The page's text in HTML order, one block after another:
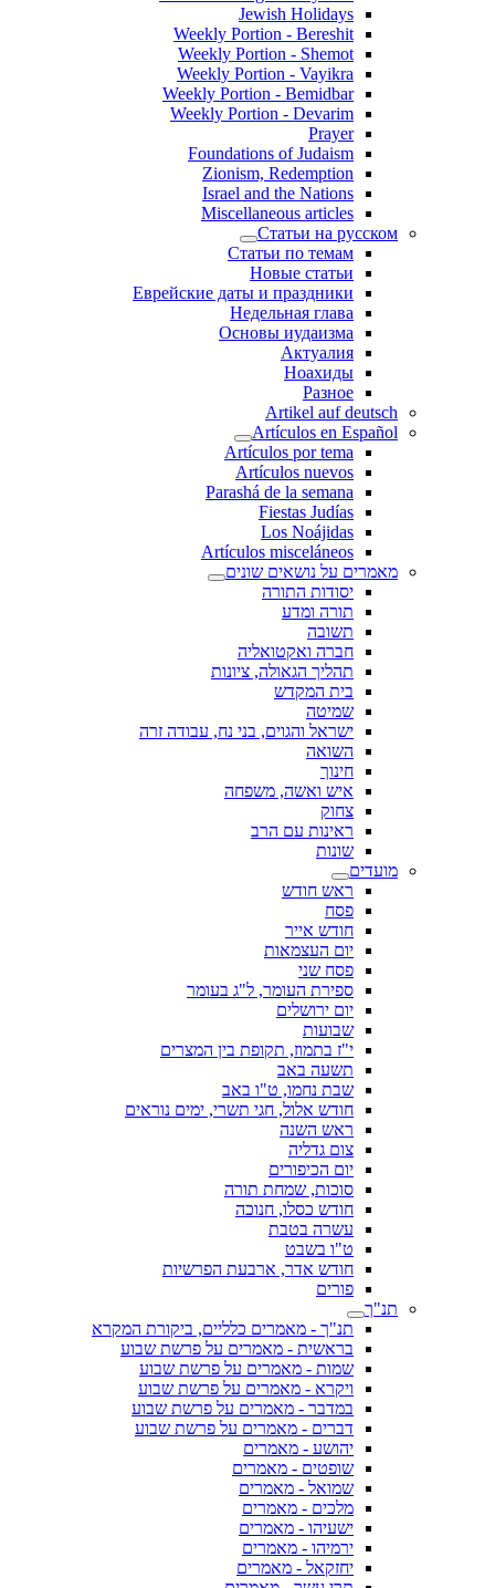
Jewish Holidays
Weekly Portion - Bereshit
Weekly Portion - Shemot
Weekly Portion - Vayikra
Weekly Portion - Bemidbar
Weekly Portion - Devarim
Prayer
Foundations of Judaism
Zionism, Redemption
Israel and the Nations
Miscellaneous articles
Статьи на русском
Статьи по темам
Новые статьи
Еврейские даты и праздники
Недельная глава
Основы иудаизма
Актуалия
Ноахиды
Разное
Artikel auf deutsch
Artículos en Español
Artículos por tema
Artículos nuevos
Parashá de la semana
Fiestas Judías
Los Noájidas
Artículos misceláneos
מאמרים על נושאים שונים
יסודות התורה
תורה ומדע
תשובה
חברה ואקטואליה
תהליך הגאולה, ציונות
בית המקדש
שמיטה
ישראל והגוים, בני נח, עבודה זרה
השואה
חינוך
איש ואשה, משפחה
צחוק
ראינות עם הרב
שונות
מועדים
ראש חודש
פסח
חודש אייר
יום העצמאות
פסח שני
ספירת העומר, ל"ג בעומר
יום ירושלים
שבועות
י"ז בתמוז, תקופת בין המצרים
תשעה באב
שבת נחמו, ט"ו באב
חודש אלול, חגי תשרי, ימים נוראים
ראש השנה
צום גדליה
יום הכיפורים
סוכות, שמחת תורה
חודש כסלו, חנוכה
עשרה בטבת
ט"ו בשבט
חודש אדר, ארבעת הפרשיות
פורים
תנ"ך
תנ"ך - מאמרים כלליים, ביקורת המקרא
בראשית - מאמרים על פרשת שבוע
שמות - מאמרים על פרשת שבוע
ויקרא - מאמרים על פרשת שבוע
במדבר - מאמרים על פרשת שבוע
דברים - מאמרים על פרשת שבוע
יהושע - מאמרים
שופטים - מאמרים
שמואל - מאמרים
מלכים - מאמרים
ישעיהו - מאמרים
ירמיהו - מאמרים
יחזקאל - מאמרים